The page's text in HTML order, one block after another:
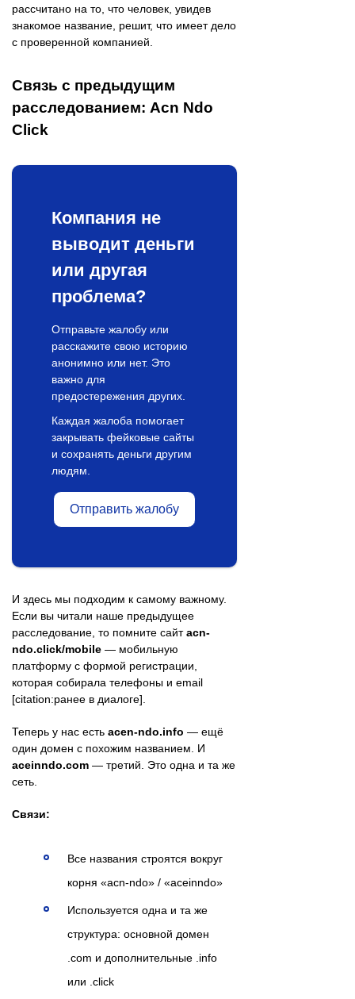
рассчитано на то, что человек, увидев
знакомое название, решит, что имеет дело
с проверенной компанией.
Связь с предыдущим
расследованием: Acn Ndo
Click
Компания не
выводит деньги
или другая
проблема?
Отправьте жалобу или
расскажите свою историю
анонимно или нет. Это
важно для
предостережения других.
Каждая жалоба помогает
закрывать фейковые сайты
и сохранять деньги другим
людям.
Отправить жалобу
И здесь мы подходим к самому важному.
Если вы читали наше предыдущее
расследование, то помните сайтacn-
ndo.click/mobile — мобильную
платформу с формой регистрации,
которая собирала телефоны и email
[citation:ранее в диалоге].
Теперь у нас есть acen-ndo.info — ещё
один домен с похожим названием. И
aceinndo.com — третий. Это одна и та же
сеть.
Связи:
Все названия строятся вокруг
корня «acn-ndo» / «aceinndo»
Используется одна и та же
структура: основной домен
.com и дополнительные .info
или .click